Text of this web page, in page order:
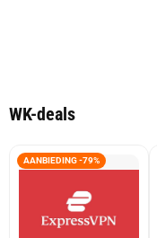
WK-deals
AANBIEDING -79%